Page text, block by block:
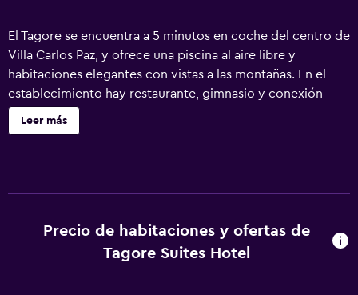
El Tagore se encuentra a 5 minutos en coche del centro de
Villa Carlos Paz, y ofrece una piscina al aire libre y
habitaciones elegantes con vistas a las montañas. En el
establecimiento hay restaurante, gimnasio y conexión
WiFi gratuita. Las habitaciones del Tagore Suites Hotel son
luminosas y disponen de suelo de parquet, muebles de
desayuno buffet completo con mermeladas y zumos, que
se puede tomar en la habitación. Tanto el puente Negro
Leer más
Precio de habitaciones y ofertas de
Tagore Suites Hotel